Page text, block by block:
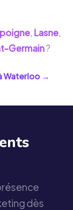
, Lasne,
Germain?
Waterloo →
dès